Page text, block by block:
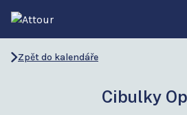
Zpět do kalendáře
Cibulky